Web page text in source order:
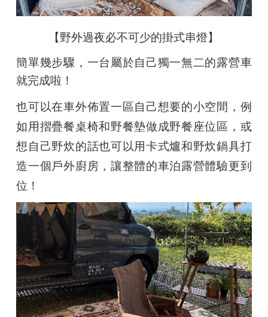
【野外過夜必不可少的掛式串燈】
簡單幾步驟，一台屬於自己獨一無二的露營車
就完成啦！
也可以在車外佈置一區自己想要的小空間，例
如用摺疊餐桌椅和野餐墊做成野餐座位區，或
想自己野炊的話也可以用卡式爐和野炊鍋具打
造一個戶外廚房，讓整體的車泊露營體驗更到
位！